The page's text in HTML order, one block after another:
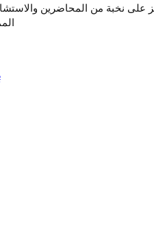
على نخبة من المحاضرين